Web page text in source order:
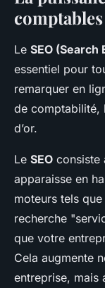
comptables
Le SEO (Search
essentiel pour
remarquer en
de comptabilité,
d’or.
Le SEO consiste
apparaisse en
moteurs tels
recherche
que votre
Cela augmente
entreprise, mais